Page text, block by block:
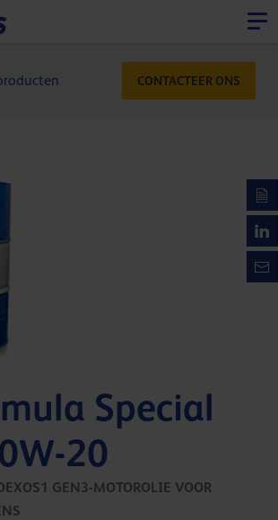
CONTACTEER ONS
Special
20
GEN3-MOTOROLIE VOOR